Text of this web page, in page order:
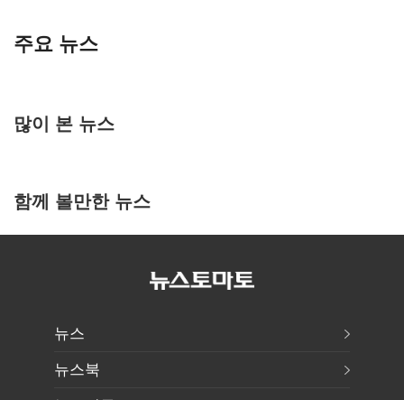
주요 뉴스
많이 본 뉴스
함께 볼만한 뉴스
뉴스
뉴스북